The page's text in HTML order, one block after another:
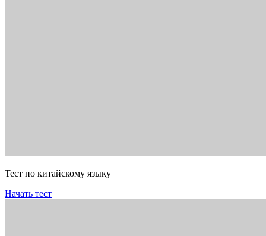
Тест по китайскому языку
Начать тест